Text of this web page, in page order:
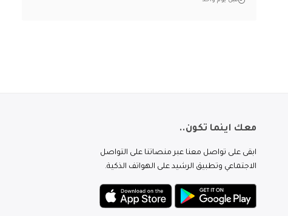
معك اينما تكون..
ابقى على تواصل معنا عبر منصاتنا على التواصل
الاجتماعي وتطبيق الرشيد على الهواتف الذكية.